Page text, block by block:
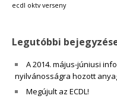
ecdl oktv verseny
Legutóbbi
A 2014. május-júniusi
nyilvánosságra hozott
Megújult az ECDL!